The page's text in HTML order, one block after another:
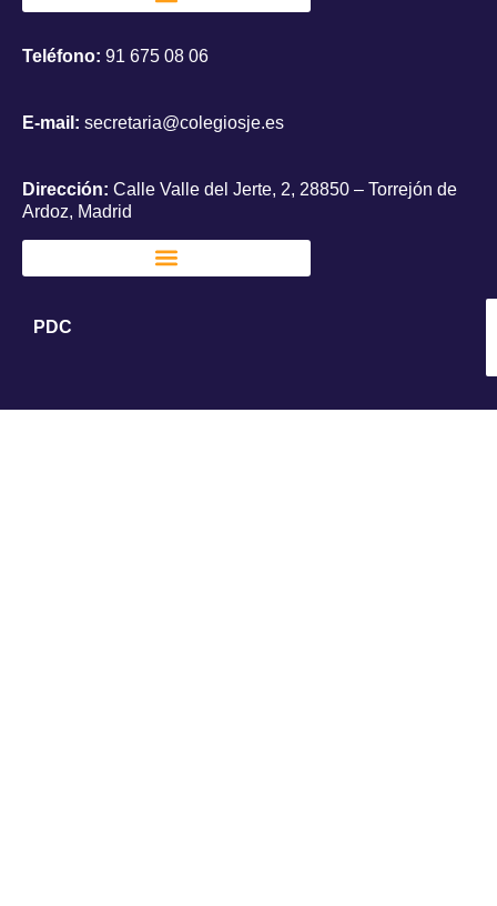
Teléfono: 91 675 08 06
E-mail: secretaria@colegiosje.es
Dirección: Calle Valle del Jerte, 2, 28850 – Torrejón de
Ardoz, Madrid
PDC